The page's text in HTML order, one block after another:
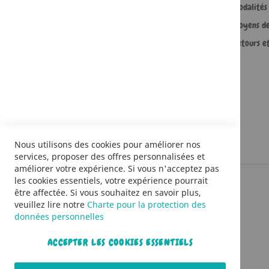
Moyens
Retours
Nous utilisons des cookies pour améliorer nos
services, proposer des offres personnalisées et
améliorer votre expérience. Si vous n'acceptez pas
les cookies essentiels, votre expérience pourrait
être affectée. Si vous souhaitez en savoir plus,
veuillez lire notre Charte pour la protection des
données personnelles
ACCEPTER LES COOKIES ESSENTIELS